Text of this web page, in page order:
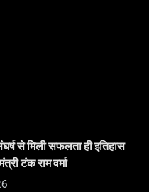
से मिली सफलता ही इतिहास
टंक राम वर्मा